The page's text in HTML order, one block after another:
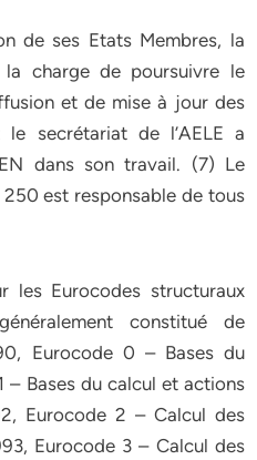
de ses Etats Membres, la
charge de poursuivre le
et de mise à jour des
le secrétariat de l’AELE a
dans son travail. (7) Le
est responsable de tous
les Eurocodes structuraux
constitué de
Eurocode 0 – Bases du
– Bases du calcul et actions
Eurocode 2 – Calcul des
Eurocode 3 – Calcul des